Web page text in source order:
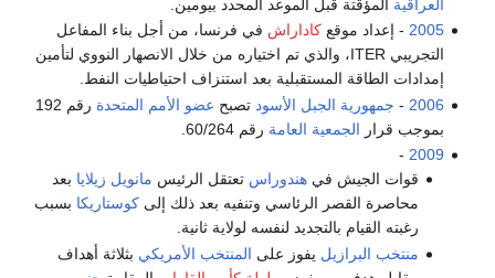
العراقية المؤقّتة قبل الموعد المحدد بيومين.
2005 - إعداد موقعكاداراش في فرنسا، من أجل بناء المفاعل
التجريبي ITER، والذي تم اختياره من خلال الانصهار النووي لتأمين
إمدادات الطاقة المستقبلية بعد استنزاف احتياطيات النفط.
2006
- جمهورية الجبل الأسود تصبح عضو الأمم المتحدة
رقم 192
بموجب قرار الجمعية العامة رقم 60/264.
2009
-
قوات الجيش في هندوراس تعتقل الرئيس مانويل زيلايا بعد
محاصرة القصر الرئاسي وتنفيه بعد ذلك إلى كوستاريكا بسبب
رغبته القيام بالتجديد لنفسه لولاية ثانية.
منتخب البرازيل يفوز على المنتخب الأمريكي بثلاثة أهداف